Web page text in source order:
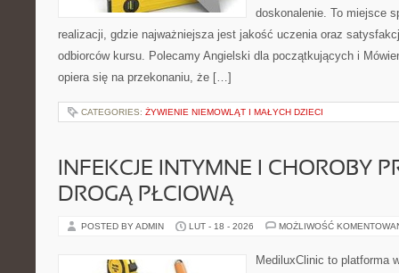
doskonalenie. To miejsce
realizacji, gdzie najważniejsza jest jakość uczenia oraz
odbiorców kursu. Polecamy Angielski dla początkujących i
opiera się na przekonaniu, że […]
CATEGORIES: ŻYWIENIE NIEMOWLĄT I MAŁYCH DZIECI
INFEKCJE INTYMNE I CHOROBY
DROGĄ PŁCIOWĄ
POSTED BY ADMIN LUT - 18 - 2026 MOŻLIWOŚĆ
MediluxClinic to platforma